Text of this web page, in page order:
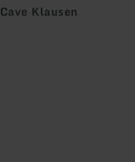
Cave Klausen